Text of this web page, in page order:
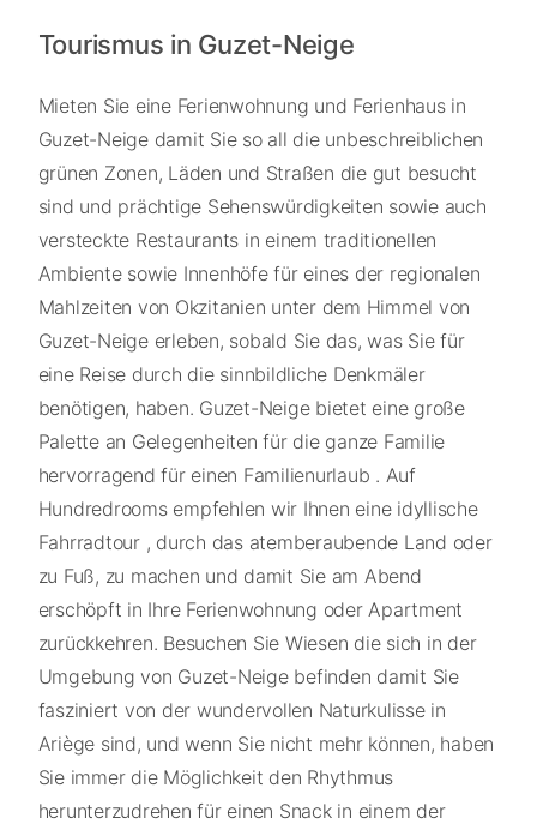
Tourismus in Guzet-Neige
Mieten Sie eine Ferienwohnung und Ferienhaus in
Guzet-Neige damit Sie so all die unbeschreiblichen
grünen Zonen, Läden und Straßen die gut besucht
sind und prächtige Sehenswürdigkeiten sowie auch
versteckte Restaurants in einem traditionellen
Ambiente sowie Innenhöfe für eines der regionalen
Mahlzeiten von Okzitanien unter dem Himmel von
Guzet-Neige erleben, sobald Sie das, was Sie für
eine Reise durch die sinnbildliche Denkmäler
benötigen, haben. Guzet-Neige bietet eine große
Palette an Gelegenheiten für die ganze Familie
hervorragend für einen Familienurlaub . Auf
Hundredrooms empfehlen wir Ihnen eine idyllische
Fahrradtour , durch das atemberaubende Land oder
zu Fuß, zu machen und damit Sie am Abend
erschöpft in Ihre Ferienwohnung oder Apartment
zurückkehren. Besuchen Sie Wiesen die sich in der
Umgebung von Guzet-Neige befinden damit Sie
fasziniert von der wundervollen Naturkulisse in
Ariège sind, und wenn Sie nicht mehr können, haben
Sie immer die Möglichkeit den Rhythmus
herunterzudrehen für einen Snack in einem der